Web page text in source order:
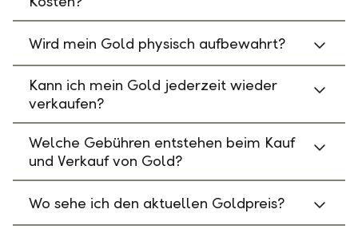
Wird mein Gold physisch aufbewahrt?
Kann ich mein Gold jederzeit wieder
verkaufen?
Welche Gebühren entstehen beim Kauf
und Verkauf von Gold?
Wo sehe ich den aktuellen Goldpreis?